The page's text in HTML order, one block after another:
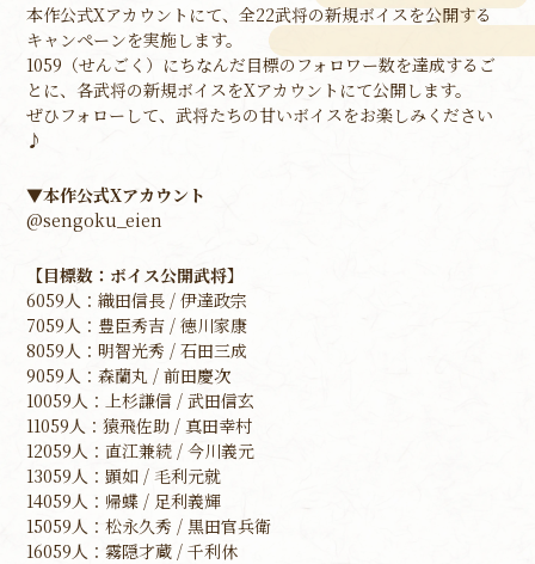
本作公式Xアカウントにて、全22武将の新規ボイスを公開する
キャンペーンを実施します。
1059（せんごく）にちなんだ目標のフォロワー数を達成するご
とに、各武将の新規ボイスをXアカウントにて公開します。
ぜひフォローして、武将たちの甘いボイスをお楽しみください
♪
▼本作公式Xアカウント
@sengoku_eien
【目標数：ボイス公開武将】
6059人：織田信長 / 伊達政宗
7059人：豊臣秀吉 / 徳川家康
8059人：明智光秀 / 石田三成
9059人：森蘭丸 / 前田慶次
10059人：上杉謙信 / 武田信玄
11059人：猿飛佐助 / 真田幸村
12059人：直江兼続 / 今川義元
13059人：顕如 / 毛利元就
14059人：帰蝶 / 足利義輝
15059人：松永久秀 / 黒田官兵衛
16059人：霧隠才蔵 / 千利休